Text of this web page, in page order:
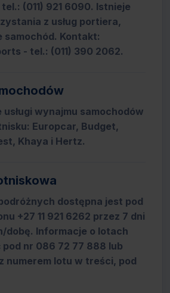
(011) 921 6090. Istnieje
z usług portiera,
samochód. Kontakt:
- tel.: (011) 390 2062.
wynajmu samochodów
Europcar, Budget,
Khaya i Hertz.
dostępna jest pod
+27 11 921 6262 przez 7 dni
dobę. Informacje o lotach
pod nr 086 72 77 888 lub
numerem lotu w treści, pod